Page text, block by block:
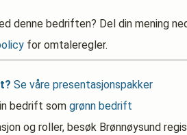
denne bedriften? Del din mening
for omtaleregler.
Se våre presentasjonspakker
bedrift som grønn bedrift
og roller, besøk Brønnøysund